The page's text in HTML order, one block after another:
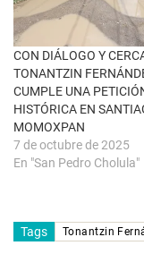
t
a
a
n
u
e
v
a
)
CON DIÁLOGO Y
TONANTZIN
CUMPLE UNA
HISTÓRICA EN
MOMOXPAN
7 de octubre de 2025
En "San Pedro Cholula"
Tags Tonantzin